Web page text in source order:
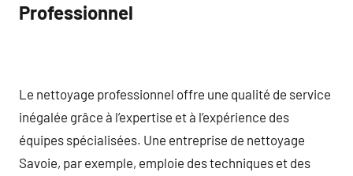
Professionnel
Le nettoyage professionnel offre une qualité de service
inégalée grâce à l’expertise et à l’expérience des
équipes spécialisées. Une entreprise de nettoyage
Savoie, par exemple, emploie des techniques et des